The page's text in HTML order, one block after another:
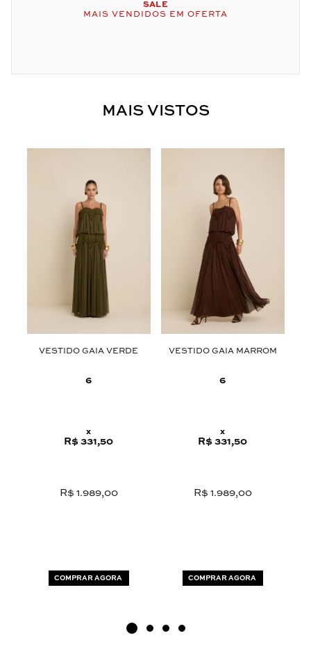
SALE
MAIS VENDIDOS EM OFERTA
MAIS VISTOS
VESTIDO GAIA VERDE
6
x
R$ 331,50
R$ 1.989,00
COMPRAR AGORA
VESTIDO GAIA MARROM
6
x
R$ 331,50
R$ 1.989,00
COMPRAR AGORA